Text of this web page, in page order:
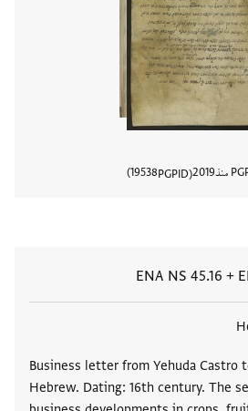
2019
PGPID
19538
+
ENA NS 45.16
Business letter from Yehuda Castro
Hebrew. Dating: 16th century. The